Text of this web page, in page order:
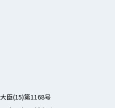
臣(15)第1168号